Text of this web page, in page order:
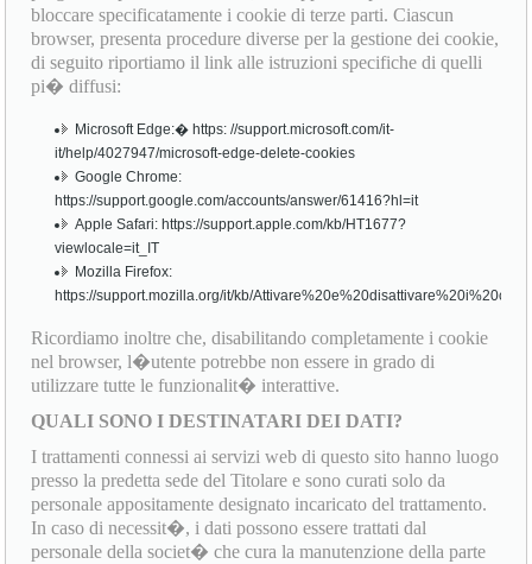
bloccare specificatamente i cookie di terze parti. Ciascun
browser, presenta procedure diverse per la gestione dei cookie,
di seguito riportiamo il link alle istruzioni specifiche di quelli
pi� diffusi:
Microsoft Edge:� https: //support.microsoft.com/it-
it/help/4027947/microsoft-edge-delete-cookies
Google Chrome:
https://support.google.com/accounts/answer/61416?hl=it
Apple Safari: https://support.apple.com/kb/HT1677?
viewlocale=it_IT
Mozilla Firefox:
https://support.mozilla.org/it/kb/
Ricordiamo inoltre che, disabilitando completamente i cookie
nel browser, l�utente potrebbe non essere in grado di
utilizzare tutte le funzionalit� interattive.
QUALI SONO I DESTINATARI DEI DATI?
I trattamenti connessi ai servizi web di questo sito hanno luogo
presso la predetta sede del Titolare e sono curati solo da
personale appositamente designato incaricato del trattamento.
In caso di necessit�, i dati possono essere trattati dal
personale della societ� che cura la manutenzione della parte